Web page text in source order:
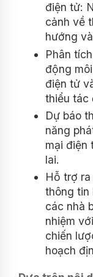
điện tử:
cảnh về
hướng
Phân
động
điện tử
thiểu tác
Dự báo
năng
mại điện
lai.
Hỗ trợ
thông tin
các nhà
nhiệm
chiến
hoạch